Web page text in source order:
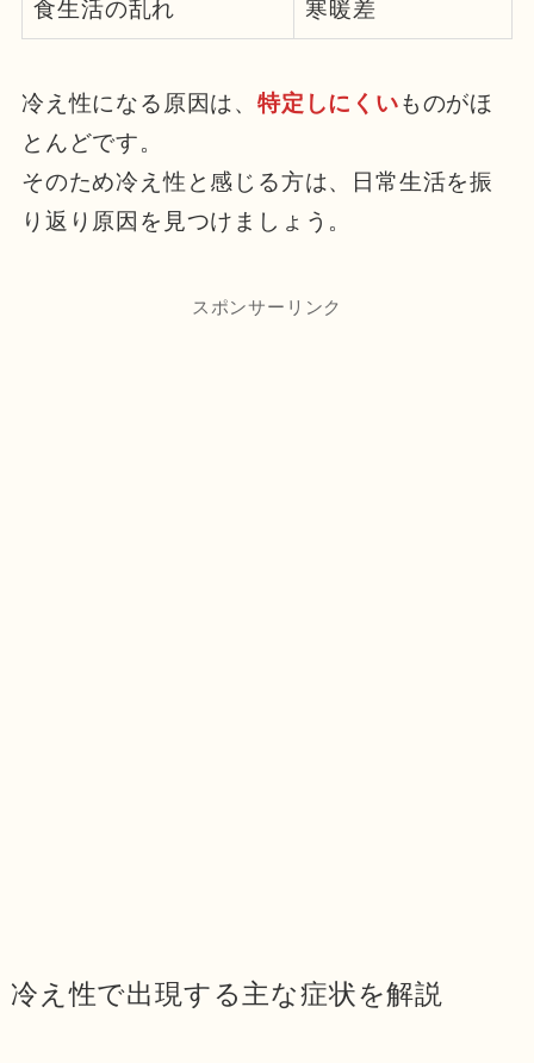
食生活の乱れ 寒暖差
冷え性になる原因は、 特定しにくいものがほ
とんどです。
そのため冷え性と感じる方は、日常生活を振
り返り原因を見つけましょう。
スポンサーリンク
冷え性で出現する主な症状を解説